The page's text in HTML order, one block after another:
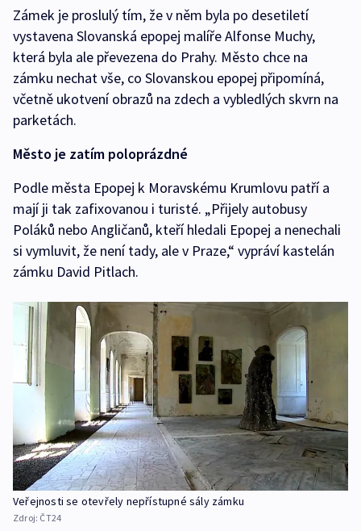
Zámek je proslulý tím, že v něm byla po desetiletí
vystavena Slovanská epopej malíře Alfonse Muchy,
která byla ale převezena do Prahy. Město chce na
zámku nechat vše, co Slovanskou epopej připomíná,
včetně ukotvení obrazů na zdech a vybledlých skvrn na
parketách.
Město je zatím poloprázdné
Podle města Epopej k Moravskému Krumlovu patří a
mají ji tak zafixovanou i turisté. „Přijely autobusy
Poláků nebo Angličanů, kteří hledali Epopej a nenechali
si vymluvit, že není tady, ale v Praze,“ vypráví kastelán
zámku David Pitlach.
Veřejnosti se otevřely nepřístupné sály zámku
Zdroj: ČT24